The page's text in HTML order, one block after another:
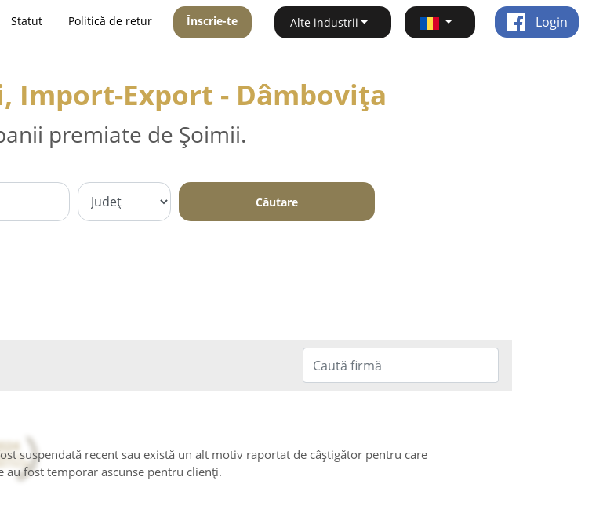
Statut Politică de retur Înscrie-te Alte industrii Login
Import-Export - Dâmboviţa
premiate de Șoimii.
Căutare
suspendată recent sau există un alt motiv raportat de câștigător pentru care
au fost temporar ascunse pentru clienți.